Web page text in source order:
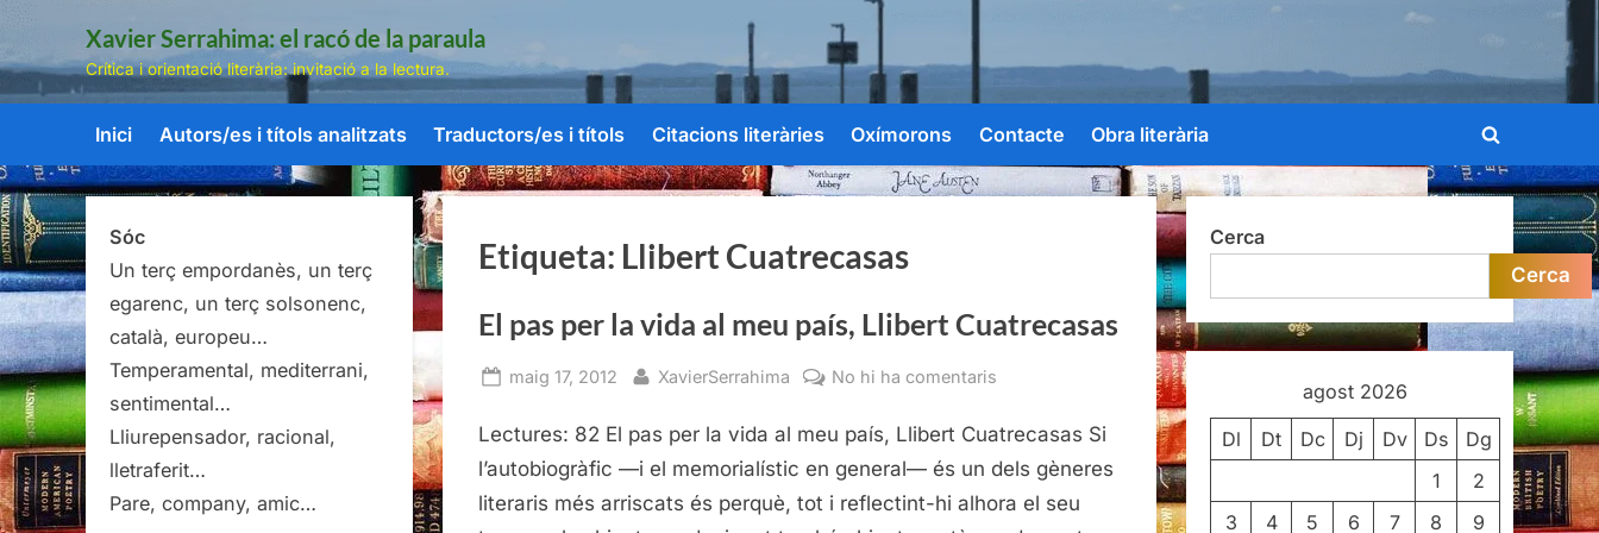
Skip
content
Xavier Serrahima: el racó de la paraula
Crítica i orientació literària: invitació a la lectura.
Inici Autors/es i títols analitzats Traductors/es i títols Citacions literàries Oxímorons Contacte Obra literària
Toggle
search
form
Etiqueta: Llibert Cuatrecasas
El pas per la vida al meu país, Llibert Cuatrecasas
Posted
maig 17, 2012 By
XavierSerrahima No hi ha comentaris
pas
per
la
Lectures: 82 El pas per la vida al meu país, Llibert Cuatrecasas Si
l’autobiogràfic —i el memorialístic en general— és un dels gèneres
literaris més arriscats és perquè, tot i reflectint-hi alhora el seu
Sóc
Un terç empordanès, un terç
egarenc, un terç solsonenc,
català, europeu…
Temperamental, mediterrani,
sentimental…
Lliurepensador, racional,
lletraferit…
Pare, company, amic…
Cerca
Cerca
agost 2026
Dl Dt Dc Dj Dv Ds
Dg
1
2
3
4 5 6 7 8
9